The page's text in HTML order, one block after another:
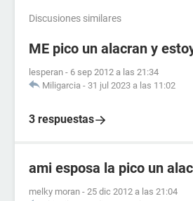
Discusiones similares
ME pico un alacran y
lesperan - 6 sep 2012 a las 21:34
Miligarcia - 31 jul 2023 a las 11:02
3 respuestas
ami esposa la pico un
melky moran - 25 dic 2012 a las 21:04